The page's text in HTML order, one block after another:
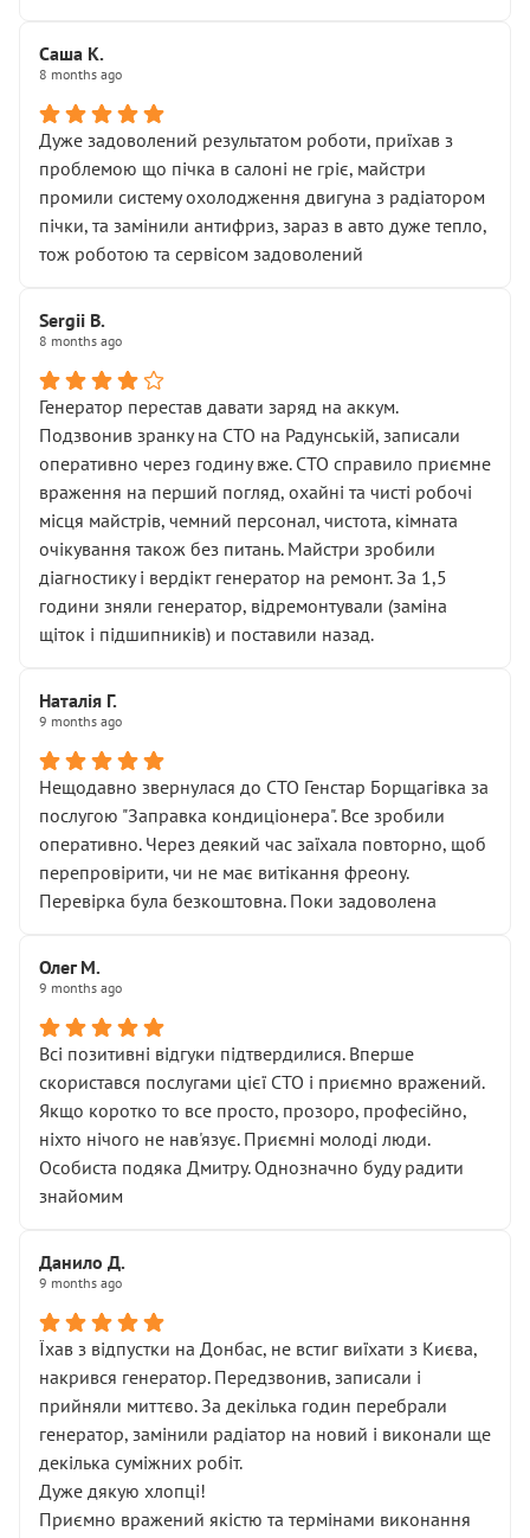
Саша К.
8 months ago
Дуже задоволений результатом роботи, приїхав з
проблемою що пічка в салоні не гріє, майстри
промили систему охолодження двигуна з радіатором
пічки, та замінили антифриз, зараз в авто дуже тепло,
тож роботою та сервісом задоволений
Sergii B.
8 months ago
Генератор перестав давати заряд на аккум.
Подзвонив зранку на СТО на Радунській, записали
оперативно через годину вже. СТО справило приємне
враження на перший погляд, охайні та чисті робочі
місця майстрів, чемний персонал, чистота, кімната
очікування також без питань. Майстри зробили
діагностику і вердікт генератор на ремонт. За 1,5
години зняли генератор, відремонтували (заміна
щіток і підшипників) и поставили назад.
Наталія Г.
9 months ago
Нещодавно звернулася до СТО Генстар Борщагівка за
послугою "Заправка кондиціонера". Все зробили
оперативно. Через деякий час заїхала повторно, щоб
перепровірити, чи не має витікання фреону.
Перевірка була безкоштовна. Поки задоволена
Олег М.
9 months ago
Всі позитивні відгуки підтвердилися. Вперше
скористався послугами цієї СТО і приємно вражений.
Якщо коротко то все просто, прозоро, професійно,
ніхто нічого не нав'язує. Приємні молоді люди.
Особиста подяка Дмитру. Однозначно буду радити
знайомим
Данило Д.
9 months ago
Їхав з відпустки на Донбас, не встиг виїхати з Києва,
накрився генератор. Передзвонив, записали і
прийняли миттєво. За декілька годин перебрали
генератор, замінили радіатор на новий і виконали ще
декілька суміжних робіт.
Дуже дякую хлопці!
Приємно вражений якістю та термінами виконання